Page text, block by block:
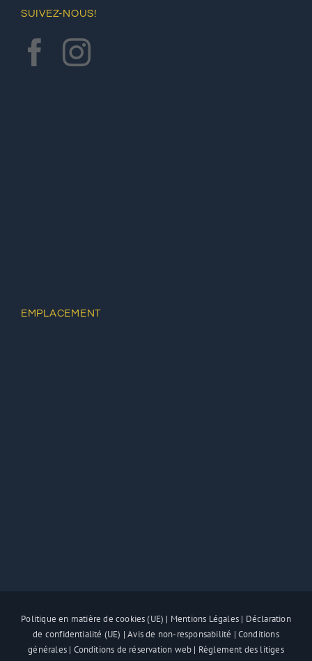
SUIVEZ-NOUS!
EMPLACEMENT
Politique en matière de cookies (UE) | Mentions Légales | Déclaration
de confidentialité (UE) |Avis de non-responsabilité | Conditions
générales| Conditions de réservation web | Règlement des litiges